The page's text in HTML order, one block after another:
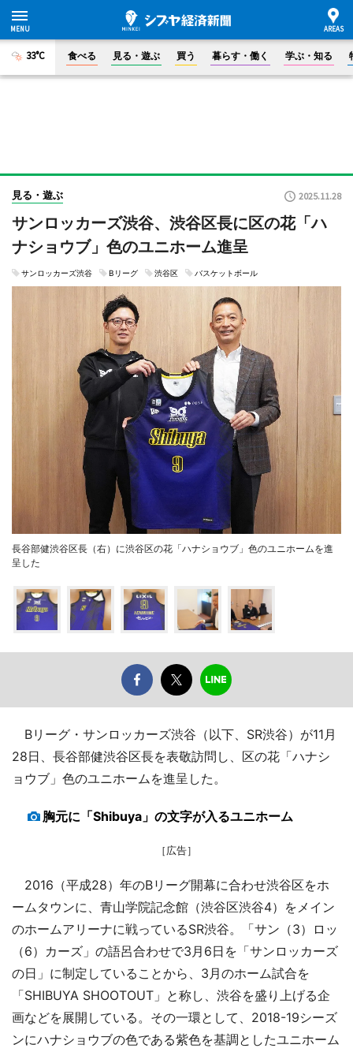
33°C 食べる 見る・遊ぶ 買う 暮らす・働く 学ぶ・知る
見る・遊ぶ 2025.11.28
サンロッカーズ渋谷、渋谷区長に区の花「ハ
ナショウブ」色のユニホーム進呈
サンロッカーズ渋谷 Bリーグ 渋谷区 バスケットボール
長谷部健渋谷区長（右）に渋谷区の花「ハナショウブ」色のユニホームを進
呈した
Bリーグ・サンロッカーズ渋谷（以下、SR渋谷）が11月
28日、長谷部健渋谷区長を表敬訪問し、区の花「ハナシ
ョウブ」色のユニホームを進呈した。
胸元に「Shibuya」の文字が入るユニホーム
［広告］
2016（平成28）年のBリーグ開幕に合わせ渋谷区をホ
ームタウンに、青山学院記念館（渋谷区渋谷4）をメイン
のホームアリーナに戦っているSR渋谷。「サン（3）ロッ
（6）カーズ」の語呂合わせで3月6日を「サンロッカーズ
の日」に制定していることから、3月のホーム試合を
「SHIBUYA SHOOTOUT」と称し、渋谷を盛り上げる企
画などを展開している。その一環として、2018-19シーズ
ンにハナショウブの色である紫色を基調としたユニホーム